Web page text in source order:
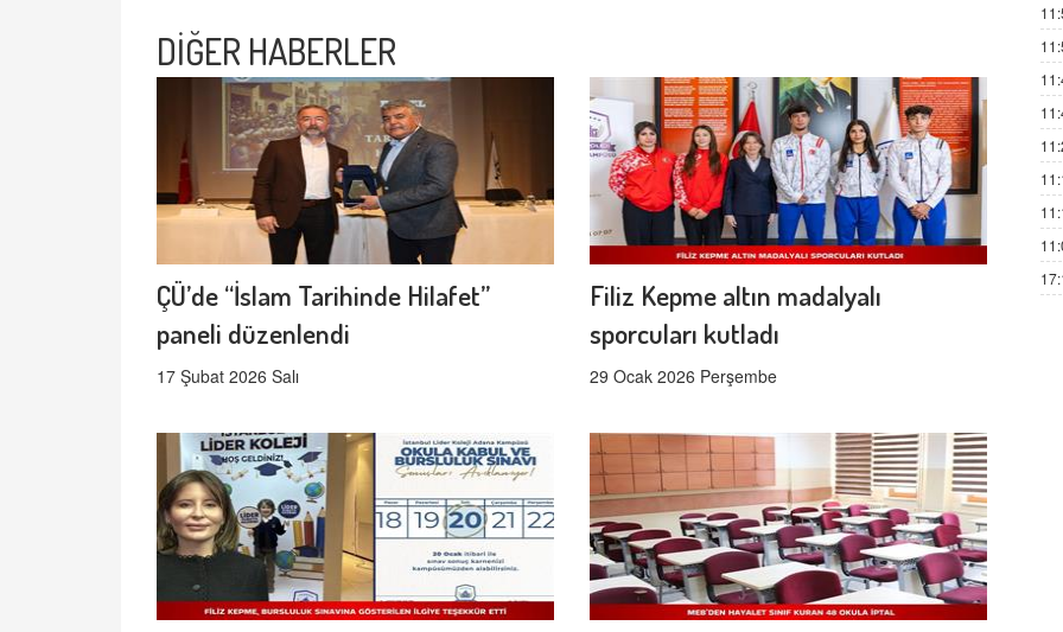
DİĞER HABERLER
ÇÜ’de “İslam Tarihinde Hilafet”
paneli düzenlendi
17 Şubat 2026 Salı
Filiz Kepme altın madalyalı
sporcuları kutladı
29 Ocak 2026 Perşembe